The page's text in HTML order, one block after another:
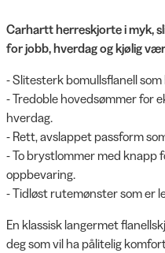
Carhartt herreskjorte i myk,
for jobb, hverdag og kjølig vær
- Slitesterk bomullsflanell
- Tredoble hovedsømmer for
hverdag.
- Rett, avslappet passform
- To brystlommer med knapp
oppbevaring.
- Tidløst rutemønster som er
En klassisk langermet
deg som vil ha pålitelig